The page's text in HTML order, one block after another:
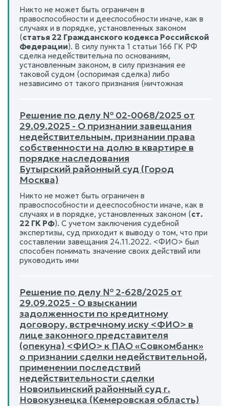
Никто не может быть ограничен в
правоспособности и дееспособности иначе, как в
случаях и в порядке, установленных законом
(статья 22 Гражданского кодекса Российской
Федерации). В силу пункта 1 статьи 166 ГК РФ
сделка недействительна по основаниям,
установленным законом, в силу признания ее
таковой судом (оспоримая сделка) либо
независимо от такого признания (ничтожная
Решение по делу № 02-0068/2025 от
29.09.2025 - О признании завещания
недействительным, признании права
собственности на долю в квартире в
порядке наследования
Бутырский районный суд (Город
Москва)
Никто не может быть ограничен в
правоспособности и дееспособности иначе, как в
случаях и в порядке, установленных законом (ст.
22 ГК РФ). С учетом заключения судебной
экспертизы, суд приходит к выводу о том, что при
составлении завещания 24.11.2022. <ФИО> был
способен понимать значение своих действий или
руководить ими
Решение по делу № 2-628/2025 от
29.09.2025 - О взыскании
задолженности по кредитному
договору, встречному иску <ФИО> в
лице законного представителя
(опекуна) <ФИО> к ПАО «Совкомбанк»
о признании сделки недействительной,
применении последствий
недействительности сделки
Новоильинский районный суд г.
Новокузнецка (Кемеровская область)